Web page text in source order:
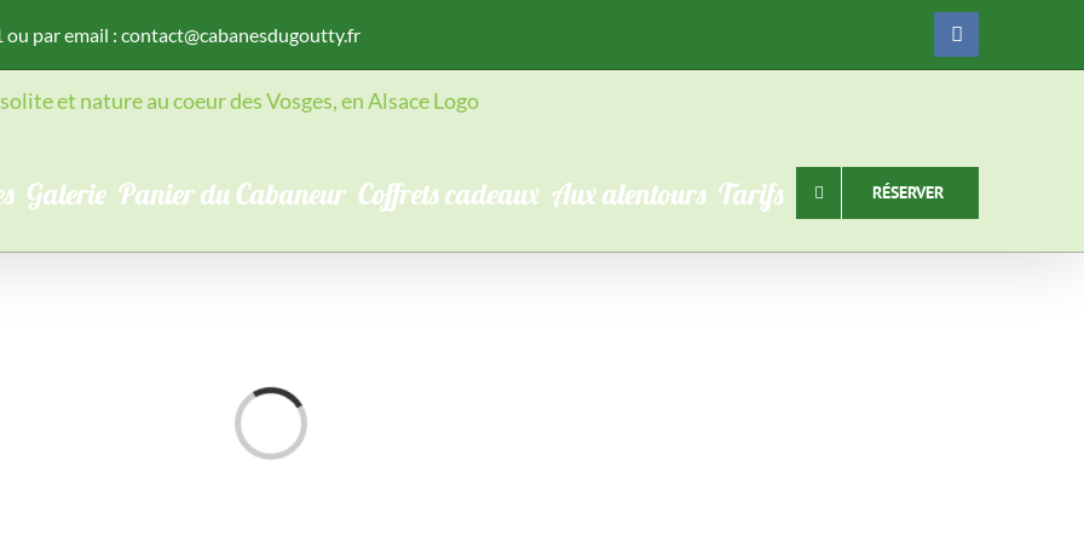
ou par email : contact@cabanesdugoutty.fr Facebook
Galerie Panier du Cabaneur Coffrets cadeaux Aux alentours Tarifs RÉSERVER
Chargement…